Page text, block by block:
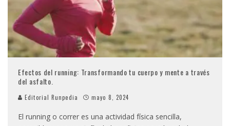
Efectos del running: Transformando tu cuerpo y mente a través
del asfalto.
Editorial Runpedia mayo 8, 2024
El running o correr es una actividad física sencilla,